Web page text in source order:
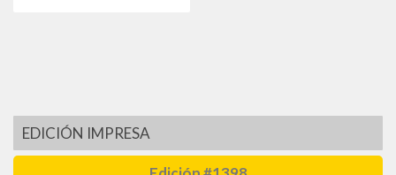
EDICIÓN IMPRESA